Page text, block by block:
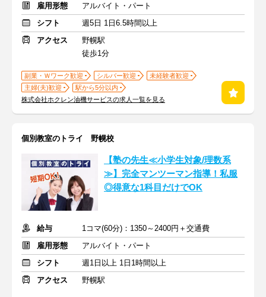
雇用形態
アルバイト・パート
シフト
週5日 1日6.5時間以上
アクセス
野幌駅
徒歩1分
副業・Ｗワーク歓迎 シルバー歓迎
未経験者歓迎
主婦(夫)歓迎
駅から5分以内
株式会社ホクレン油機サービスの求人一覧を見る
個別教室のトライ 野幌校
【塾の先生≪小学生対象/理数系
≫】完全マンツーマン指導！私服
◎得意な1科目だけでOK
給与
1コマ(60分)：1350～2400円＋交通費
雇用形態
アルバイト・パート
シフト
週1日以上 1日1時間以上
アクセス
野幌駅